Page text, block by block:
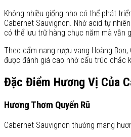
Không nhiều giống nho có thể phát
Cabernet Sauvignon. Nhờ acid tự
có thể lưu trữ hàng chục năm mà vẫn
Theo cẩm nang rượu vang Hoàng
được đánh giá cao nhờ cấu trúc chắc
Đặc Điểm Hương Vị Của
Hương Thơm Quyến Rũ
Cabernet Sauvignon thường mang